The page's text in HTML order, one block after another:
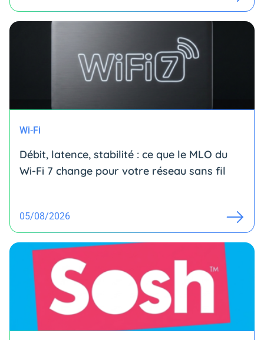
Wi-Fi
Débit, latence, stabilité : ce que le MLO du
Wi-Fi 7 change pour votre réseau sans fil
05/08/2026